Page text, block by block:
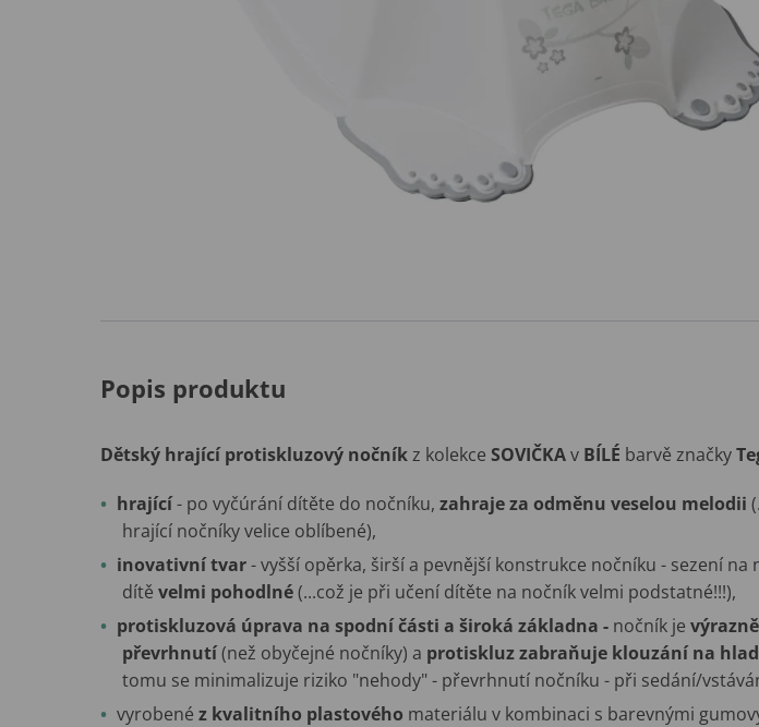
Popis produktu
Dětský hrající protiskluzový nočníkz kolekce SOVIČKAv BÍLÉ barvě značky
hrající- po vyčúrání dítěte do nočníku, zahraje za odměnu veselou melodii
hrající nočníky velice oblíbené),
inovativní tvar- vyšší opěrka, širší a pevnější konstrukce nočníku - sezení na
dítě velmi pohodlné(...což je při učení dítěte na nočník velmi podstatné!!!),
protiskluzová úprava na spodní části a široká základna - nočník je
převrhnutí(než obyčejné nočníky) a protiskluz zabraňuje klouzání na
tomu se minimalizuje riziko "nehody" - převrhnutí nočníku - při sedání/
vyrobené z kvalitního plastového materiálu v kombinaci s barevnými